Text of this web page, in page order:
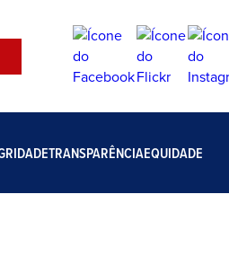
TRANSPARÊNCIAEQUIDADE